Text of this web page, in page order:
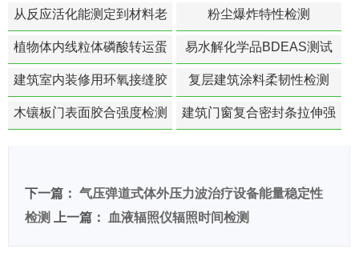
从反应活化能测定到材料老
化寿命预测的经典模型
粉尘爆炸特性检测
植物体内线粒体磷酸转运蛋
白活性检测
易水解化学品BDEAS测试
建筑室内装修用环氧接缝胶
苯含量检测
复层建筑涂料柔韧性检测
木镶板门表面胶合强度检测
建筑门窗复合密封条拉伸强
下一篇： 气压弹道式体外压力波治疗设备能量稳定性
检测
上一篇： 血液辐照仪辐照时间检测